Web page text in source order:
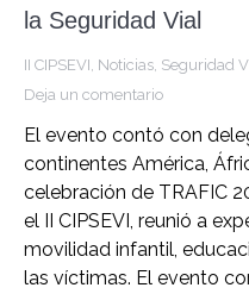
la Seguridad Vial
II CIPSEVI, Noticias, Seguridad
Deja un comentario
El evento contó con
continentes América,
celebración de TRAFIC
el II CIPSEVI, reunió a
movilidad infantil,
las víctimas. El evento